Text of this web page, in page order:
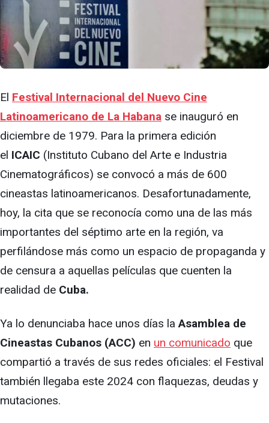
El Festival Internacional del Nuevo Cine
Latinoamericano de La Habana se inauguró en
diciembre de 1979. Para la primera edición
el ICAIC (Instituto Cubano del Arte e Industria
Cinematográficos) se convocó a más de 600
cineastas latinoamericanos. Desafortunadamente,
hoy, la cita que se reconocía como una de las más
importantes del séptimo arte en la región, va
perfilándose más como un espacio de propaganda y
de censura a aquellas películas que cuenten la
realidad de Cuba.
Ya lo denunciaba hace unos días laAsamblea de
Cineastas Cubanos (ACC) en un comunicado que
compartió a través de sus redes oficiales: el Festival
también llegaba este 2024 con flaquezas, deudas y
mutaciones.